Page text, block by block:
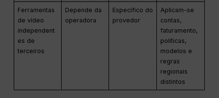
Ferramentas
de vídeo
independent
es de
terceiros
Depende da
operadora
Específico do
provedor
Aplicam-se
contas,
faturamento,
políticas,
modelos e
regras
regionais
distintos